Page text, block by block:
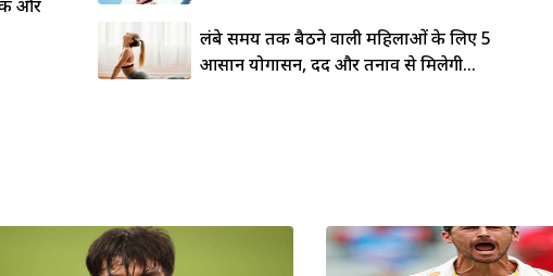
और
लंबे समय तक बैठने वाली महिलाओं के लिए 5
आसान योगासन, दर्द और तनाव से मिलेगी...